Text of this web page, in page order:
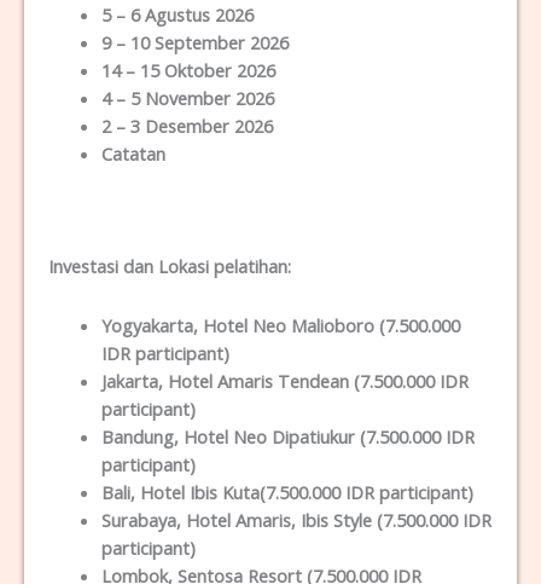
5 – 6 Agustus 2026
9 – 10 September 2026
14 – 15 Oktober 2026
4 – 5 November 2026
2 – 3 Desember 2026
Catatan
Investasi dan Lokasi pelatihan:
Yogyakarta, Hotel Neo Malioboro (7.500.000
IDR participant)
Jakarta, Hotel Amaris Tendean (7.500.000 IDR
participant)
Bandung, Hotel Neo Dipatiukur (7.500.000 IDR
participant)
Bali, Hotel Ibis Kuta(7.500.000 IDR participant)
Surabaya, Hotel Amaris, Ibis Style (7.500.000 IDR
participant)
Lombok, Sentosa Resort (7.500.000 IDR